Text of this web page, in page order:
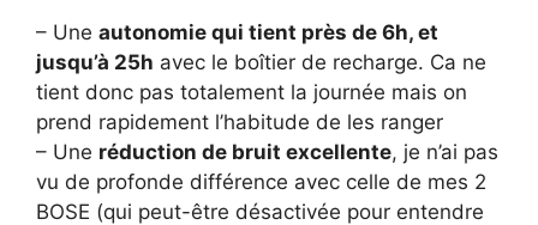
– Une autonomie qui tient près de 6h, et
jusqu’à 25h avec le boîtier de recharge. Ca ne
tient donc pas totalement la journée mais on
prend rapidement l’habitude de les ranger
– Une réduction de bruit excellente, je n’ai pas
vu de profonde différence avec celle de mes 2
BOSE (qui peut-être désactivée pour entendre